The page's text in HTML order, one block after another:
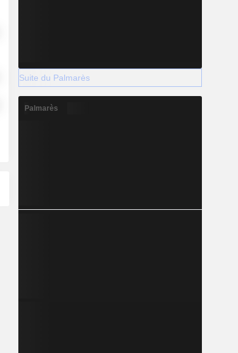
Suite du Palmarès
Palmarès